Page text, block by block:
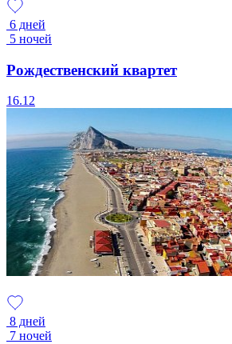
6 дней
5 ночей
Рождественский квартет
16.12
8 дней
7 ночей